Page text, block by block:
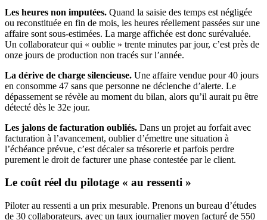
Les heures non imputées. Quand la saisie des temps est négligée
ou reconstituée en fin de mois, les heures réellement passées sur une
affaire sont sous-estimées. La marge affichée est donc surévaluée.
Un collaborateur qui « oublie » trente minutes par jour, c’est près de
onze jours de production non tracés sur l’année.
La dérive de charge silencieuse. Une affaire vendue pour 40 jours
en consomme 47 sans que personne ne déclenche d’alerte. Le
dépassement se révèle au moment du bilan, alors qu’il aurait pu être
détecté dès le 32e jour.
Les jalons de facturation oubliés. Dans un projet au forfait avec
facturation à l’avancement, oublier d’émettre une situation à
l’échéance prévue, c’est décaler sa trésorerie et parfois perdre
purement le droit de facturer une phase contestée par le client.
Le coût réel du pilotage « au ressenti »
Piloter au ressenti a un prix mesurable. Prenons un bureau d’études
de 30 collaborateurs, avec un taux journalier moyen facturé de 550